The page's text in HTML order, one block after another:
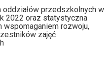
przedszkolnych w
2022 oraz statystyczna
wspomaganiem rozwoju,
zajęć
wobec przetwarzania
art. 21 RODO, wobec
osobowych, którego